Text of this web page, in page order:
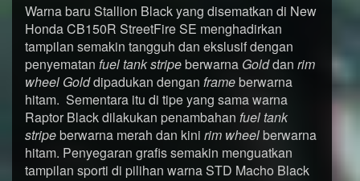
Warna baru Stallion Black yang disematkan di New
Honda CB150R StreetFire SE menghadirkan
tampilan semakin tangguh dan ekslusif dengan
penyematan fuel tank stripeberwarna Golddan rim
wheel Golddipadukan dengan frameberwarna
hitam. Sementara itu di tipe yang sama warna
Raptor Black dilakukan penambahan fuel tank
stripeberwarna merah dan kini rim wheelberwarna
hitam. Penyegaran grafis semakin menguatkan
tampilan sporti di pilihan warna STD Macho Black